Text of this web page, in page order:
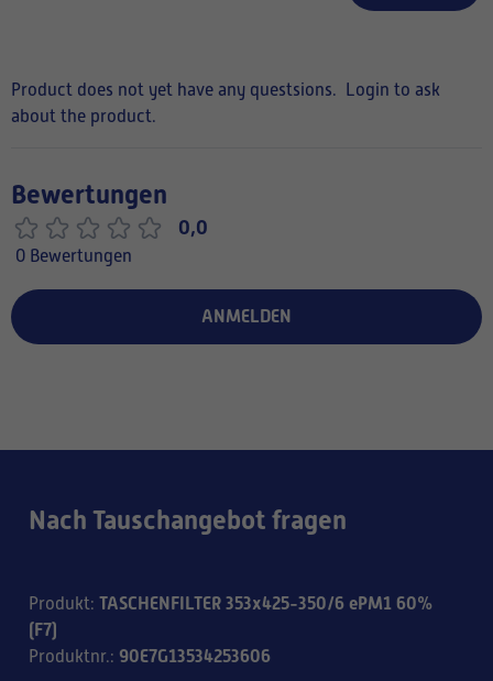
Product does not yet have any questsions.
Login to ask
about the product.
Bewertungen
0,0
0 Bewertungen
ANMELDEN
Nach Tauschangebot fragen
Produkt: TASCHENFILTER 353x425-350/6 ePM1 60%
(F7)
Produktnr.: 90E7G13534253606